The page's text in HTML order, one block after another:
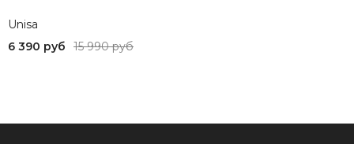
Unisa
6 390 руб
15 990 руб